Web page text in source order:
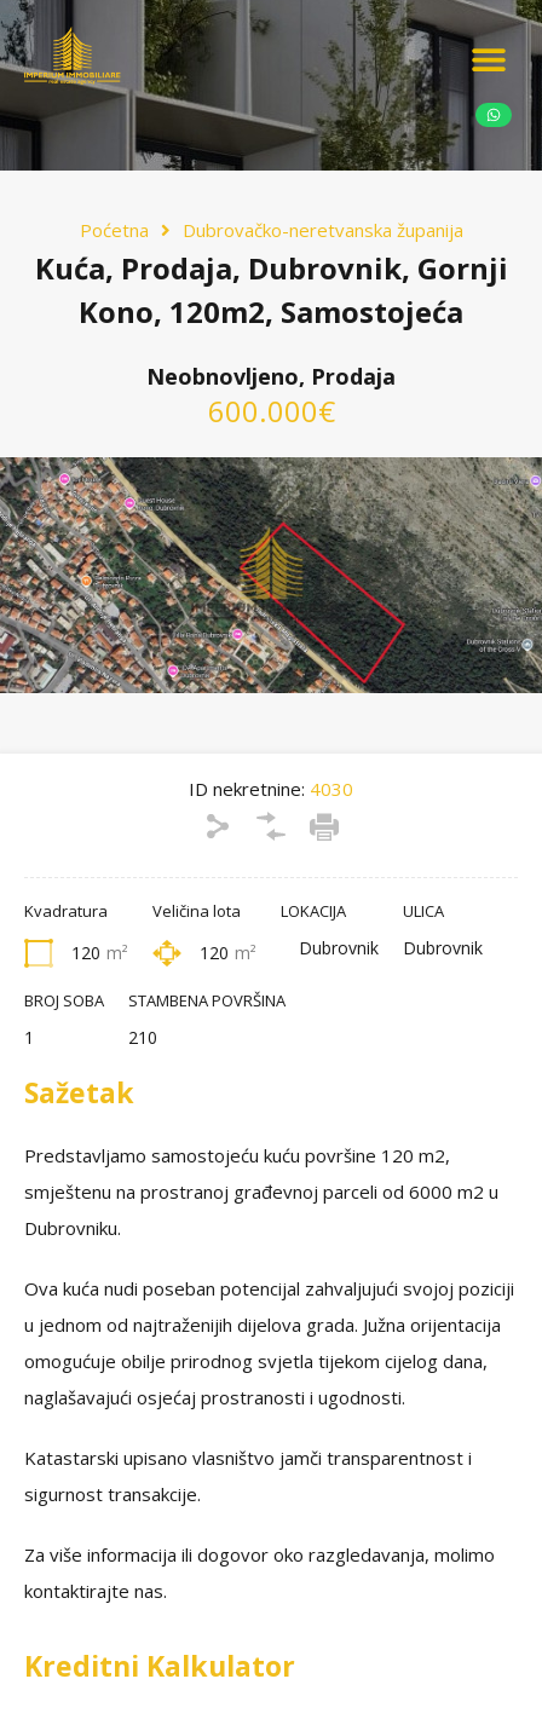
Poćetna Dubrovačko-neretvanska županija
Kuća, Prodaja, Dubrovnik, Gornji
Kono, 120m2, Samostojeća
Neobnovljeno, Prodaja
600.000€
ID nekretnine: 4030
Kvadratura
120 m²
Veličina lota
120 m²
LOKACIJA
Dubrovnik
ULICA
Dubrovnik
BROJ SOBA
1
STAMBENA POVRŠINA
210
Sažetak
Predstavljamo samostojeću kuću površine 120 m2,
smještenu na prostranoj građevnoj parceli od 6000 m2 u
Dubrovniku.
Ova kuća nudi poseban potencijal zahvaljujući svojoj poziciji
u jednom od najtraženijih dijelova grada. Južna orijentacija
omogućuje obilje prirodnog svjetla tijekom cijelog dana,
naglašavajući osjećaj prostranosti i ugodnosti.
Katastarski upisano vlasništvo jamči transparentnost i
sigurnost transakcije.
Za više informacija ili dogovor oko razgledavanja, molimo
kontaktirajte nas.
Kreditni Kalkulator